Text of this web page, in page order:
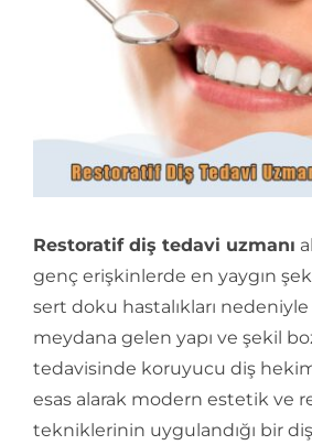
Restoratif diş tedavi uzmanı
genç erişkinlerde en yaygın
sert doku hastalıkları
meydana gelen yapı ve şekil
tedavisinde koruyucu diş
esas alarak modern estetik ve
tekniklerinin uygulandığı bir